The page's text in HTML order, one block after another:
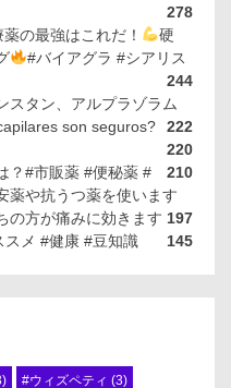
278
薬の最強はこれだ！
硬
#バイアグラ #シアリス
244
スタン、アルプラゾラム
222
son seguros?
220
？#市販薬 #便秘薬 #
210
薬や抗うつ薬を使います
197
の方が痛みに効きます
メ #健康 #豆知識
145
#ウィズペティ (3)